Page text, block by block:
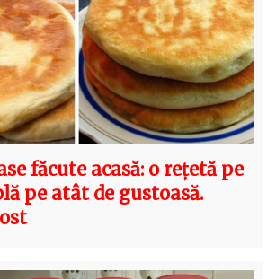
făcute acasă: o rețetă pe
pe atât de gustoasă.